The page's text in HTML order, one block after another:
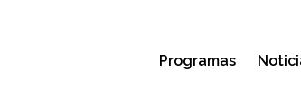
Programas